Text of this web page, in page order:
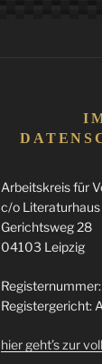
Arbeitskreis für
c/o Literaturhaus
Gerichtsweg 28
04103 Leipzig
Registergericht:
hier geht’s zur